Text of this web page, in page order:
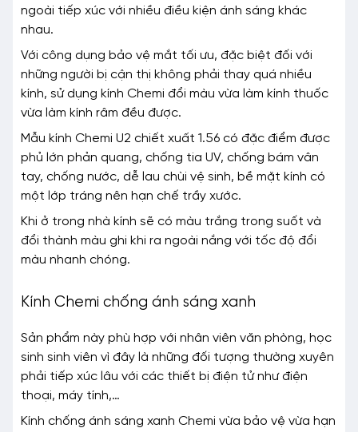
ngoài tiếp xúc với nhiều điều kiện ánh sáng khác
nhau.
Với công dụng bảo vệ mắt tối ưu, đặc biệt đối với
những người bị cận thị không phải thay quá nhiều
kính, sử dụng kính Chemi đổi màu vừa làm kính thuốc
vừa làm kính râm đều được.
Mẫu kính Chemi U2 chiết xuất 1.56 có đặc điểm được
phủ lớn phản quang, chống tia UV, chống bám vân
tay, chống nước, dễ lau chùi vệ sinh, bề mặt kính có
một lớp tráng nên hạn chế trầy xước.
Khi ở trong nhà kính sẽ có màu trắng trong suốt và
đổi thành màu ghi khi ra ngoài nắng với tốc độ đổi
màu nhanh chóng.
Kính Chemi chống ánh sáng xanh
Sản phẩm này phù hợp với nhân viên văn phòng, học
sinh sinh viên vì đây là những đối tượng thường xuyên
phải tiếp xúc lâu với các thiết bị điện tử như điện
thoại, máy tính,…
Kính chống ánh sáng xanh Chemi vừa bảo vệ vừa hạn